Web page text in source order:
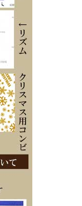
予定（在庫切れの場合もあ